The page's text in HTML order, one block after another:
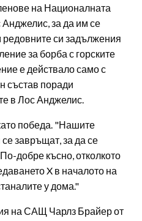
на Националната
за да им се
редовните си задължения
за борба с горските
е действало само с
състав поради
в Лос Анджелис.
победа. "Нашите
завръщат, за да се
добре късно, отколкото
X в началото на
у дома."
на САЩ Чарлз Брайер от